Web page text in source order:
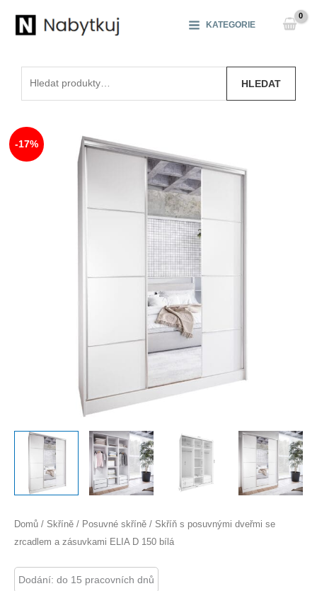
KATEGORIE
HLEDAT
-17%
Domů / Skříně / Posuvné skříně / Skříň s posuvnými dveřmi se
zrcadlem a zásuvkami ELIA D 150 bílá
Dodání: do 15 pracovních dnů